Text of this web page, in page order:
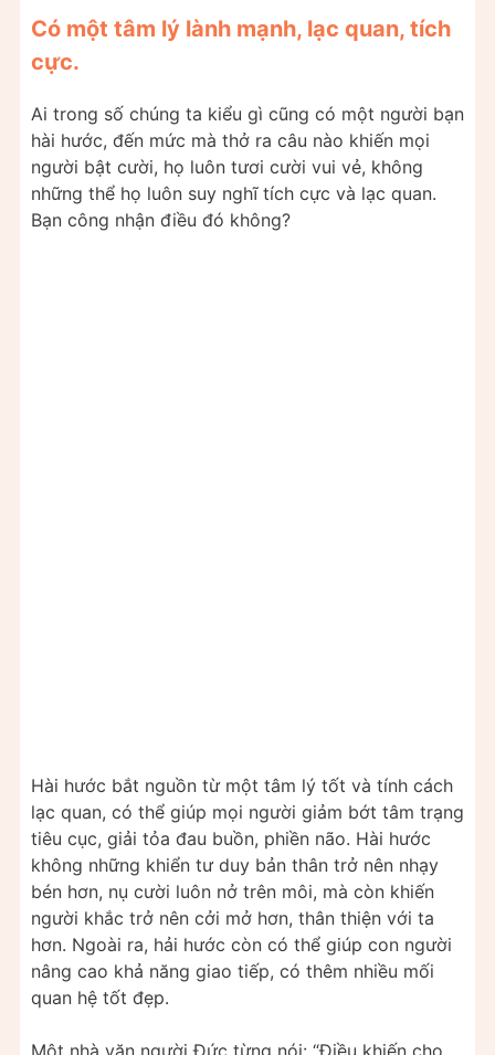
Có một tâm lý lành mạnh, lạc quan, tích
cực.
Ai trong số chúng ta kiểu gì cũng có một người bạn
hài hước, đến mức mà thở ra câu nào khiến mọi
người bật cười, họ luôn tươi cười vui vẻ, không
những thể họ luôn suy nghĩ tích cực và lạc quan.
Bạn công nhận điều đó không?
Hài hước bắt nguồn từ một tâm lý tốt và tính cách
lạc quan, có thể giúp mọi người giảm bớt tâm trạng
tiêu cục, giải tỏa đau buồn, phiền não. Hài hước
không những khiển tư duy bản thân trở nên nhạy
bén hơn, nụ cười luôn nở trên môi, mà còn khiến
người khắc trở nên cởi mở hơn, thân thiện với ta
hơn. Ngoài ra, hải hước còn có thể giúp con người
nâng cao khả năng giao tiếp, có thêm nhiều mối
quan hệ tốt đẹp.
Một nhà văn người Đức từng nói: “Điều khiến cho